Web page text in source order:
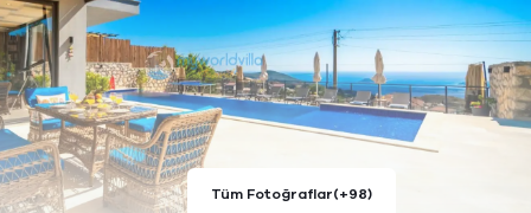
Tüm Fotoğraflar(+98)